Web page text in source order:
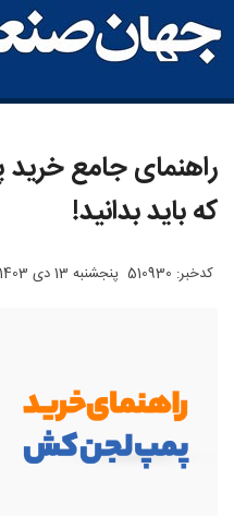
راهنمای جامع
که باید بدانید!
کدخبر: 510930 پنجشنبه 13 دی 1403